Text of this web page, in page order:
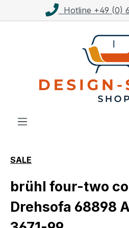
Zum Hauptinhalt springen
Hotline +49 (0)
SALE
brühl four-two
Drehsofa 68898